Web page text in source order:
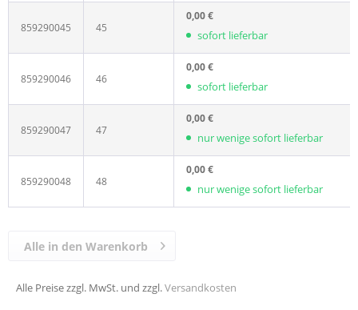
859290045 45
0,00 €
sofort lieferbar
859290046 46
0,00 €
sofort lieferbar
859290047 47
0,00 €
nur wenige sofort lieferbar
859290048 48
0,00 €
nur wenige sofort lieferbar
Alle Preise zzgl. MwSt. und zzgl.Versandkosten
Alle in den Warenkorb